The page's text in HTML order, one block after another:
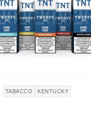
TABACCO KENTUCKY